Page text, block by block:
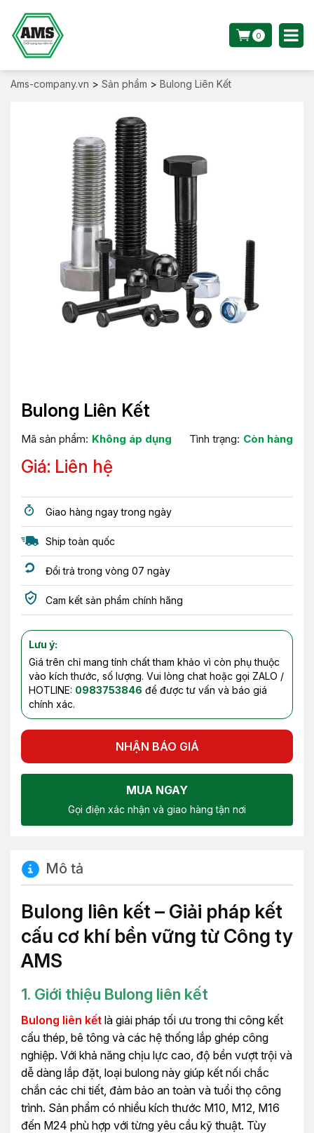
0
Ams-company.vn > Sản phẩm > Bulong Liên Kết
Bulong Liên Kết
Mã sản phẩm: Không áp dụng Tình trạng: Còn hàng
Giá: Liên hệ
Giao hàng ngay trong ngày
Ship toàn quốc
Đổi trả trong vòng 07 ngày
Cam kết sản phẩm chính hãng
Lưu ý:
Giá trên chỉ mang tính chất tham khảo vì còn phụ thuộc
vào kích thước, số lượng. Vui lòng chat hoặc gọi ZALO /
HOTLINE: 0983753846 để được tư vấn và báo giá
chính xác.
NHẬN BÁO GIÁ
MUA NGAY
Gọi điện xác nhận và giao hàng tận nơi
Mô tả
Bulong liên kết – Giải pháp kết
cấu cơ khí bền vững từ Công ty
AMS
1. Giới thiệu Bulong liên kết
Bulong liên kết là giải pháp tối ưu trong thi công kết
cấu thép, bê tông và các hệ thống lắp ghép công
nghiệp. Với khả năng chịu lực cao, độ bền vượt trội và
dễ dàng lắp đặt, loại bulong này giúp kết nối chắc
chắn các chi tiết, đảm bảo an toàn và tuổi thọ công
trình. Sản phẩm có nhiều kích thước M10, M12, M16
đến M24 phù hợp với từng yêu cầu kỹ thuật. Tùy